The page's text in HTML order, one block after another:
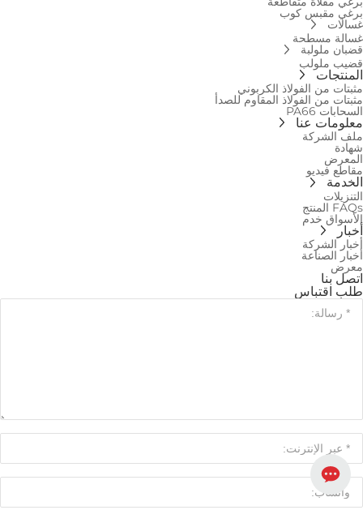
برغي مقبس كوب
غسالات
غسالة مسطحة
قضبان ملولبة
قضيب ملولب
المنتجات
مثبتات من الفولاذ الكربوني
مثبتات من الفولاذ المقاوم للصدأ
السحابات PA66
معلومات عنا
ملف الشركة
شهادة
المعرض
مقاطع فيديو
الخدمة
التنزيلات
FAQs المنتج
الأسواق خدم
أخبار
أخبار الشركة
أخبار الصناعة
معرض
اتصل بنا
طلب اقتباس